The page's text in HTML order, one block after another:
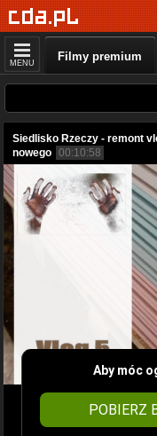
MENU Filmy premium
Siedlisko Rzeczy - remont
nowego 00:10:58
Aby móc
POBIERZ